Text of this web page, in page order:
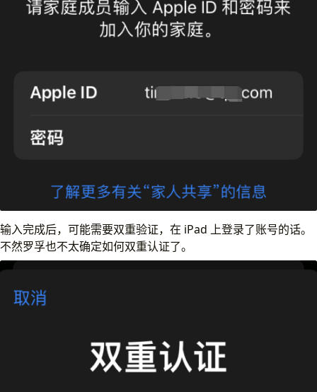
输入完成后，可能需要双重验证，在 iPad 上登录了账号的话。
不然罗孚也不太确定如何双重认证了。